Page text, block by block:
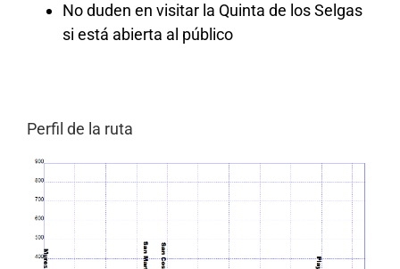
No duden en visitar la Quinta de los Selgas
si está abierta al público
Perfil de la ruta